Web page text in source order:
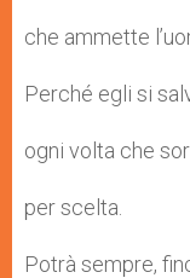
che ammette
Perché egli si
ogni volta che
per scelta.
Potrà sempre,